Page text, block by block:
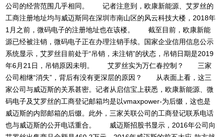
公司的经营范围几乎相同。 记者注意到，欧康新能源、艾罗丝的
工商注册地址均与威迈斯同在深圳市南山区的风云科技大楼，2018年
1月之前，微码电子的注册地址也在该楼。 截至目前，欧康新能
源已经被注销，微码电子正在办理注销手续。国家企业信用信息公示
系统显示，艾罗丝目前处于“吊销，未注销”的状态，吊销日期是2019
年6月21日，吊销原因未明。 艾罗丝实为万仁春控制？ 三家
公司相继“消失”，背后有没有更深层的原因？ 从表面上看，这三
家公司与威迈斯的关系甚密。记者从启信宝上获悉，欧康新能源、微
码电子及艾罗丝的工商登记邮箱均是以vmaxpower-为后缀，这也是
威迈斯的内部邮箱的后缀。此外，三家关联公司的工商登记联系电话
也与威迈斯的公开电话重合。 威迈斯招股书显示，2016年公司向